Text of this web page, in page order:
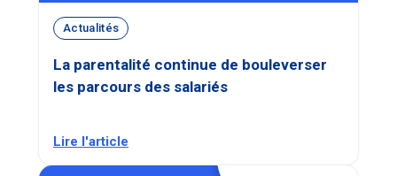
Actualités
La parentalité continue de bouleverser
les parcours des salariés
Lire l'article